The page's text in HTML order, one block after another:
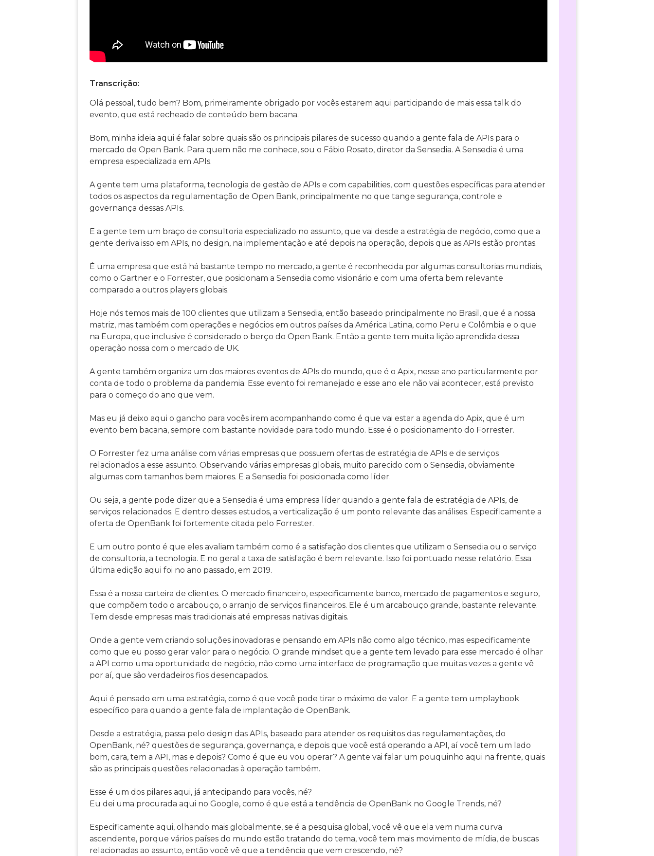
Transcrição:
Olá pessoal, tudo bem? Bom, primeiramente obrigado por vocês estarem aqui participando de mais essa talk do
evento, que está recheado de conteúdo bem bacana.
Bom, minha ideia aqui é falar sobre quais são os principais pilares de sucesso quando a gente fala de APIs para o
mercado de Open Bank. Para quem não me conhece, sou o Fábio Rosato, diretor da Sensedia. A Sensedia é uma
empresa especializada em APIs.
A gente tem uma plataforma, tecnologia de gestão de APIs e com capabilities, com questões específicas para atender
todos os aspectos da regulamentação de Open Bank, principalmente no que tange segurança, controle e
governança dessas APIs.
E a gente tem um braço de consultoria especializado no assunto, que vai desde a estratégia de negócio, como que a
gente deriva isso em APIs, no design, na implementação e até depois na operação, depois que as APIs estão prontas.
É uma empresa que está há bastante tempo no mercado, a gente é reconhecida por algumas consultorias mundiais,
como o Gartner e o Forrester, que posicionam a Sensedia como visionário e com uma oferta bem relevante
comparado a outros players globais.
Hoje nós temos mais de 100 clientes que utilizam a Sensedia, então baseado principalmente no Brasil, que é a nossa
matriz, mas também com operações e negócios em outros países da América Latina, como Peru e Colômbia e o que
na Europa, que inclusive é considerado o berço do Open Bank. Então a gente tem muita lição aprendida dessa
operação nossa com o mercado de UK.
A gente também organiza um dos maiores eventos de APIs do mundo, que é o Apix, nesse ano particularmente por
conta de todo o problema da pandemia. Esse evento foi remanejado e esse ano ele não vai acontecer, está previsto
para o começo do ano que vem.
Mas eu já deixo aqui o gancho para vocês irem acompanhando como é que vai estar a agenda do Apix, que é um
evento bem bacana, sempre com bastante novidade para todo mundo. Esse é o posicionamento do Forrester.
O Forrester fez uma análise com várias empresas que possuem ofertas de estratégia de APIs e de serviços
relacionados a esse assunto. Observando várias empresas globais, muito parecido com o Sensedia, obviamente
algumas com tamanhos bem maiores. E a Sensedia foi posicionada como líder.
Ou seja, a gente pode dizer que a Sensedia é uma empresa líder quando a gente fala de estratégia de APIs, de
serviços relacionados. E dentro desses estudos, a verticalização é um ponto relevante das análises. Especificamente a
oferta de OpenBank foi fortemente citada pelo Forrester.
E um outro ponto é que eles avaliam também como é a satisfação dos clientes que utilizam o Sensedia ou o serviço
de consultoria, a tecnologia. E no geral a taxa de satisfação é bem relevante. Isso foi pontuado nesse relatório. Essa
última edição aqui foi no ano passado, em 2019.
Essa é a nossa carteira de clientes. O mercado financeiro, especificamente banco, mercado de pagamentos e seguro,
que compõem todo o arcabouço, o arranjo de serviços financeiros. Ele é um arcabouço grande, bastante relevante.
Tem desde empresas mais tradicionais até empresas nativas digitais.
Onde a gente vem criando soluções inovadoras e pensando em APIs não como algo técnico, mas especificamente
como que eu posso gerar valor para o negócio. O grande mindset que a gente tem levado para esse mercado é olhar
a API como uma oportunidade de negócio, não como uma interface de programação que muitas vezes a gente vê
por aí, que são verdadeiros fios desencapados.
Aqui é pensado em uma estratégia, como é que você pode tirar o máximo de valor. E a gente tem umplaybook
específico para quando a gente fala de implantação de OpenBank.
Desde a estratégia, passa pelo design das APIs, baseado para atender os requisitos das regulamentações, do
OpenBank, né? questões de segurança, governança, e depois que você está operando a API, aí você tem um lado
bom, cara, tem a API, mas e depois? Como é que eu vou operar? A gente vai falar um pouquinho aqui na frente, quais
são as principais questões relacionadas à operação também.
Esse é um dos pilares aqui, já antecipando para vocês, né?
Eu dei uma procurada aqui no Google, como é que está a tendência de OpenBank no Google Trends, né?
Especificamente aqui, olhando mais globalmente, se é a pesquisa global, você vê que ela vem numa curva
ascendente, porque vários países do mundo estão tratando do tema, você tem mais movimento de mídia, de buscas
relacionadas ao assunto, então você vê que a tendência que vem crescendo, né?